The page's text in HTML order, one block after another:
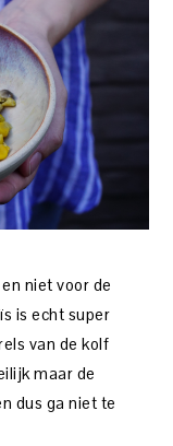
niet voor de
is echt super
van de kolf
maar de
dus ga niet te